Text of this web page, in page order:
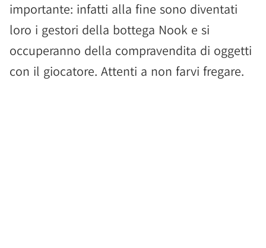
importante: infatti alla fine sono diventati
loro i gestori della bottega Nook e si
occuperanno della compravendita di oggetti
con il giocatore. Attenti a non farvi fregare.